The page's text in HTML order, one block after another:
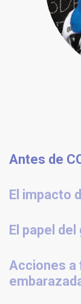
Antes de
El impacto
El papel
Acciones a